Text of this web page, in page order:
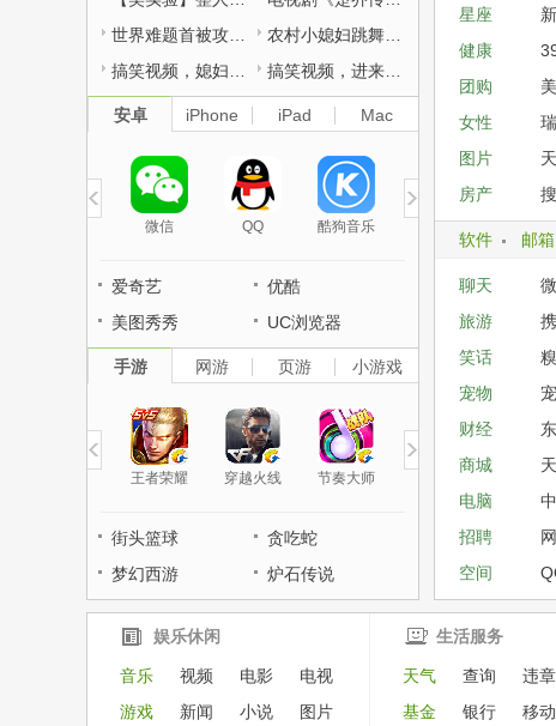
星座
健康
团购
女性
图片
房产
软件 邮箱
聊天
旅游
笑话
宠物
财经
商城
电脑
招聘
空间
安卓 iPhone iPad Mac
微信 QQ 酷狗音乐
爱奇艺
优酷
美图秀秀
UC浏览器
手游 网游 页游 小游戏
王者荣耀 穿越火线 节奏大师
街头篮球
贪吃蛇
梦幻西游
炉石传说
娱乐休闲
音乐 视频 电影
电视
游戏
新闻 小说 图片
生活服务
天气 查询 违章
基金
银行 移动